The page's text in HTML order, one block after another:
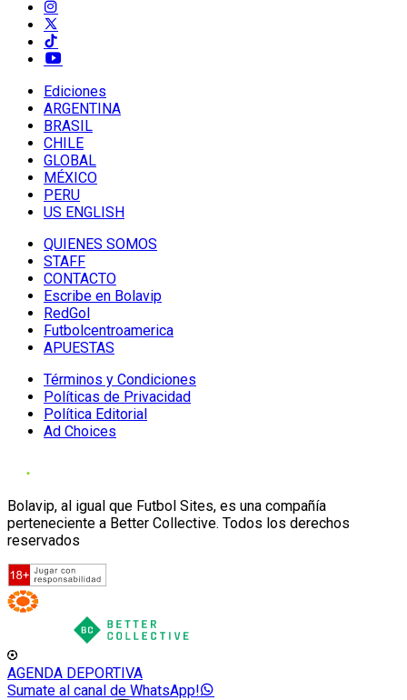
Ediciones
ARGENTINA
BRASIL
CHILE
GLOBAL
MÉXICO
PERU
US ENGLISH
QUIENES SOMOS
STAFF
CONTACTO
Escribe en Bolavip
RedGol
Futbolcentroamerica
APUESTAS
Términos y Condiciones
Políticas de Privacidad
Política Editorial
Ad Choices
Bolavip, al igual que Futbol Sites, es una compañía
perteneciente a Better Collective. Todos los derechos
reservados
AGENDA DEPORTIVA
Sumate al canal de WhatsApp!